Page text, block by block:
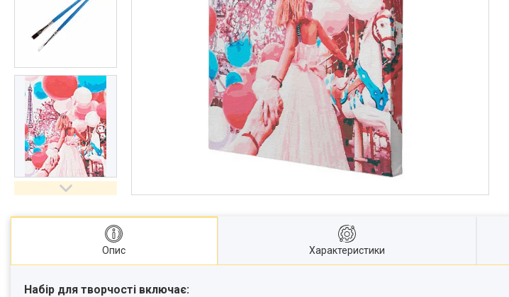
Опис Характеристики
Набір для творчості включає: